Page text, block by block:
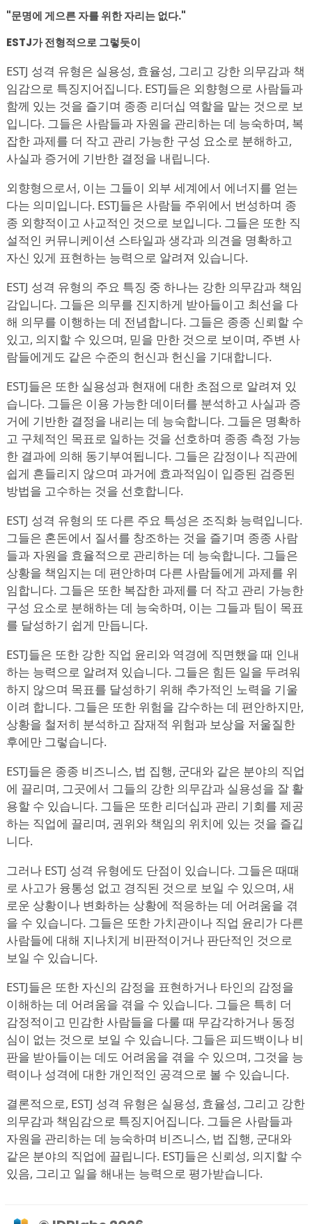
"문명에 게으른 자를 위한 자리는 없다."
ESTJ가 전형적으로 그렇듯이
ESTJ 성격 유형은 실용성, 효율성, 그리고 강한 의무감과 책
임감으로 특징지어집니다. ESTJ들은 외향형으로 사람들과
함께 있는 것을 즐기며 종종 리더십 역할을 맡는 것으로 보
입니다. 그들은 사람들과 자원을 관리하는 데 능숙하며, 복
잡한 과제를 더 작고 관리 가능한 구성 요소로 분해하고,
사실과 증거에 기반한 결정을 내립니다.
외향형으로서, 이는 그들이 외부 세계에서 에너지를 얻는
다는 의미입니다. ESTJ들은 사람들 주위에서 번성하며 종
종 외향적이고 사교적인 것으로 보입니다. 그들은 또한 직
설적인 커뮤니케이션 스타일과 생각과 의견을 명확하고
자신 있게 표현하는 능력으로 알려져 있습니다.
ESTJ 성격 유형의 주요 특징 중 하나는 강한 의무감과 책임
감입니다. 그들은 의무를 진지하게 받아들이고 최선을 다
해 의무를 이행하는 데 전념합니다. 그들은 종종 신뢰할 수
있고, 의지할 수 있으며, 믿을 만한 것으로 보이며, 주변 사
람들에게도 같은 수준의 헌신과 헌신을 기대합니다.
ESTJ들은 또한 실용성과 현재에 대한 초점으로 알려져 있
습니다. 그들은 이용 가능한 데이터를 분석하고 사실과 증
거에 기반한 결정을 내리는 데 능숙합니다. 그들은 명확하
고 구체적인 목표로 일하는 것을 선호하며 종종 측정 가능
한 결과에 의해 동기부여됩니다. 그들은 감정이나 직관에
쉽게 흔들리지 않으며 과거에 효과적임이 입증된 검증된
방법을 고수하는 것을 선호합니다.
ESTJ 성격 유형의 또 다른 주요 특성은 조직화 능력입니다.
그들은 혼돈에서 질서를 창조하는 것을 즐기며 종종 사람
들과 자원을 효율적으로 관리하는 데 능숙합니다. 그들은
상황을 책임지는 데 편안하며 다른 사람들에게 과제를 위
임합니다. 그들은 또한 복잡한 과제를 더 작고 관리 가능한
구성 요소로 분해하는 데 능숙하며, 이는 그들과 팀이 목표
를 달성하기 쉽게 만듭니다.
ESTJ들은 또한 강한 직업 윤리와 역경에 직면했을 때 인내
하는 능력으로 알려져 있습니다. 그들은 힘든 일을 두려워
하지 않으며 목표를 달성하기 위해 추가적인 노력을 기울
이려 합니다. 그들은 또한 위험을 감수하는 데 편안하지만,
상황을 철저히 분석하고 잠재적 위험과 보상을 저울질한
후에만 그렇습니다.
ESTJ들은 종종 비즈니스, 법 집행, 군대와 같은 분야의 직업
에 끌리며, 그곳에서 그들의 강한 의무감과 실용성을 잘 활
용할 수 있습니다. 그들은 또한 리더십과 관리 기회를 제공
하는 직업에 끌리며, 권위와 책임의 위치에 있는 것을 즐깁
니다.
그러나 ESTJ 성격 유형에도 단점이 있습니다. 그들은 때때
로 사고가 융통성 없고 경직된 것으로 보일 수 있으며, 새
로운 상황이나 변화하는 상황에 적응하는 데 어려움을 겪
을 수 있습니다. 그들은 또한 가치관이나 직업 윤리가 다른
사람들에 대해 지나치게 비판적이거나 판단적인 것으로
보일 수 있습니다.
ESTJ들은 또한 자신의 감정을 표현하거나 타인의 감정을
이해하는 데 어려움을 겪을 수 있습니다. 그들은 특히 더
감정적이고 민감한 사람들을 다룰 때 무감각하거나 동정
심이 없는 것으로 보일 수 있습니다. 그들은 피드백이나 비
판을 받아들이는 데도 어려움을 겪을 수 있으며, 그것을 능
력이나 성격에 대한 개인적인 공격으로 볼 수 있습니다.
결론적으로, ESTJ 성격 유형은 실용성, 효율성, 그리고 강한
의무감과 책임감으로 특징지어집니다. 그들은 사람들과
자원을 관리하는 데 능숙하며 비즈니스, 법 집행, 군대와
같은 분야의 직업에 끌립니다. ESTJ들은 신뢰성, 의지할 수
있음, 그리고 일을 해내는 능력으로 평가받습니다.